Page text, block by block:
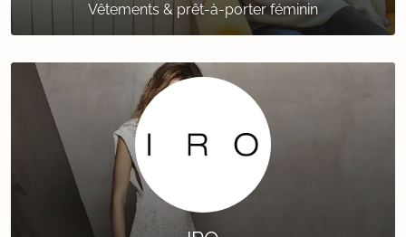
Vêtements & prêt-à-porter féminin